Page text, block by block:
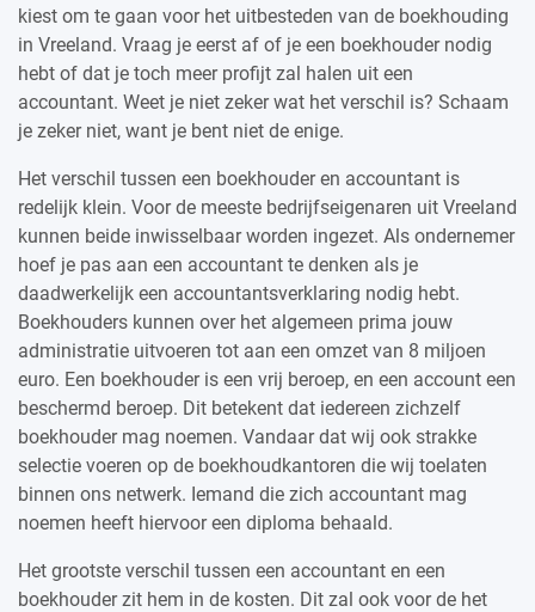
kiest om te gaan voor het uitbesteden van de boekhouding
in Vreeland. Vraag je eerst af of je een boekhouder nodig
hebt of dat je toch meer profijt zal halen uit een
accountant. Weet je niet zeker wat het verschil is? Schaam
je zeker niet, want je bent niet de enige.
Het verschil tussen een boekhouder en accountant is
redelijk klein. Voor de meeste bedrijfseigenaren uit Vreeland
kunnen beide inwisselbaar worden ingezet. Als ondernemer
hoef je pas aan een accountant te denken als je
daadwerkelijk een accountantsverklaring nodig hebt.
Boekhouders kunnen over het algemeen prima jouw
administratie uitvoeren tot aan een omzet van 8 miljoen
euro. Een boekhouder is een vrij beroep, en een account een
beschermd beroep. Dit betekent dat iedereen zichzelf
boekhouder mag noemen. Vandaar dat wij ook strakke
selectie voeren op de boekhoudkantoren die wij toelaten
binnen ons netwerk. Iemand die zich accountant mag
noemen heeft hiervoor een diploma behaald.
Het grootste verschil tussen een accountant en een
boekhouder zit hem in de kosten. Dit zal ook voor de het